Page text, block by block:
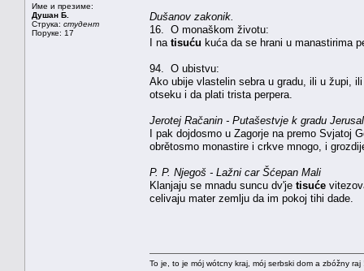
Име и презиме:
Душан Б.
Струка: студент
Поруке: 17
Dušanov zakonik.
16. O monaškom životu:
I na tisuću kuća da se hrani u manastirima
94. O ubistvu:
Ako ubije vlastelin sebra u gradu, ili u župi,
otseku i da plati trista perpera.
Jerotej Račanin - Putašestvje k gradu
I pak dojdosmo u Zagorje na premo Svjatoj
obrětosmo monastire i crkve mnogo, i
P. P. Njegoš - Lažni car Šćepan Mali
Klanjaju se mnadu suncu dv'je tisuće
celivaju mater zemlju da im pokoj tihi dade.
To je, to je mój wótcny kraj, mój serbski dom a zbóžny raj